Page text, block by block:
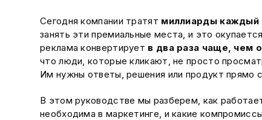
Сегодня компании тратят миллиарды каждый
занять эти премиальные места, и это
реклама конвертирует в два раза чаще, чем
что люди, которые кликают, не просто
Им нужны ответы, решения или продукт прямо
В этом руководстве мы разберем, как
необходима в маркетинге, и какие